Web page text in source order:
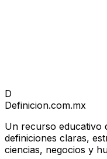
D
Definicion.com.mx
Un recurso educativo
definiciones claras,
ciencias, negocios y